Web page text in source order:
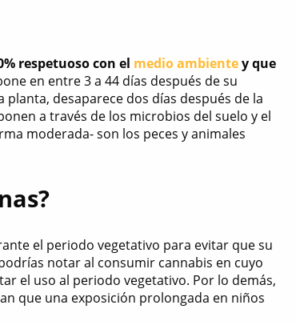
respetuoso con el medio ambientey que
en entre 3 a 44 días después de su
desaparece dos días después de la
a través de los microbios del suelo y el
moderada- son los peces y animales
el periodo vegetativo para evitar que su
notar al consumir cannabis en cuyo
el uso al periodo vegetativo. Por lo demás,
que una exposición prolongada en niños